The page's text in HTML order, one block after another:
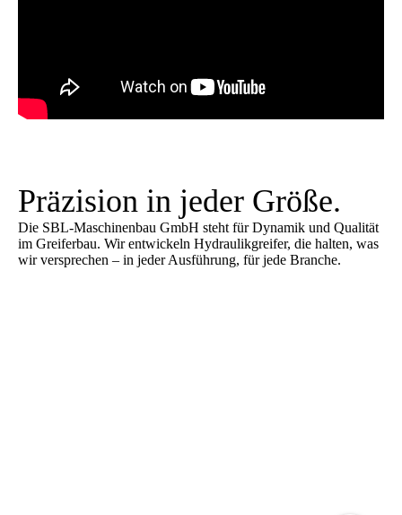
Präzision in jeder Größe.
Die SBL-Maschinenbau GmbH steht für Dynamik und Qualität
im Greiferbau. Wir entwickeln Hydraulikgreifer, die halten, was
wir versprechen – in jeder Ausführung, für jede Branche.